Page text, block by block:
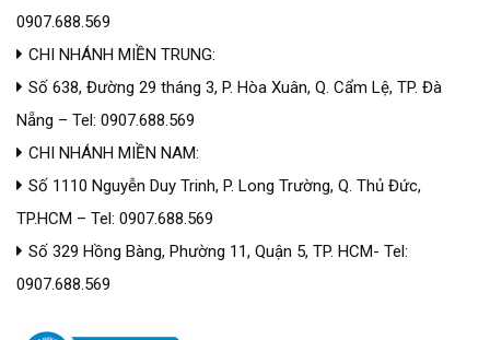
0907.688.569
CHI NHÁNH MIỀN TRUNG:
Số 638, Đường 29 tháng 3, P. Hòa Xuân, Q. Cẩm Lệ, TP. Đà
Nẵng – Tel: 0907.688.569
CHI NHÁNH MIỀN NAM:
Số 1110 Nguyễn Duy Trinh, P. Long Trường, Q. Thủ Đức,
TP.HCM – Tel: 0907.688.569
Số 329 Hồng Bàng, Phường 11, Quận 5, TP. HCM- Tel:
0907.688.569